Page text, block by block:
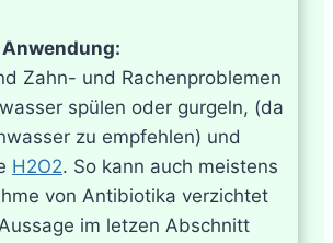
Zahn- und Rachenproblemen
spülen oder gurgeln, (da
zu empfehlen) und
H2O2. So kann auch meistens
von Antibiotika verzichtet
im letzen Abschnitt